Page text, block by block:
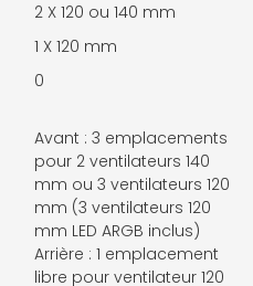
2 X 120 ou 140 mm
1 X 120 mm
0
Avant : 3 emplacements
pour 2 ventilateurs 140
mm ou 3 ventilateurs 120
mm (3 ventilateurs 120
mm LED ARGB inclus)
Arrière : 1 emplacement
libre pour ventilateur 120